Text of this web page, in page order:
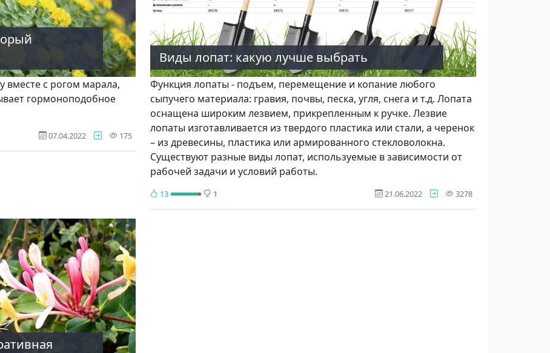
вместе с рогом марала,
гормоноподобное
07.04.2022 175просмотров
Виды лопат: какую лучше выбрать
Функция лопаты - подъем, перемещение и копание любого
сыпучего материала: гравия, почвы, песка, угля, снега и т.д. Лопата
оснащена широким лезвием, прикрепленным к ручке. Лезвие
лопаты изготавливается из твердого пластика или стали, а черенок
– из древесины, пластика или армированного стекловолокна.
Существуют разные виды лопат, используемые в зависимости от
рабочей задачи и условий работы.
13 1 21.06.2022 3278просмотров